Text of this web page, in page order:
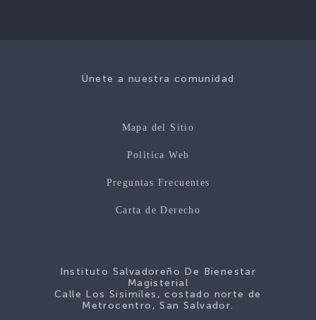
Únete a nuestra comunidad
Mapa del Sitio
Politica Web
Preguntas Frecuentes
Carta de Derecho
Instituto Salvadoreño De Bienestar
Magisterial
Calle Los Sisimiles, costado norte de
Metrocentro, San Salvador.